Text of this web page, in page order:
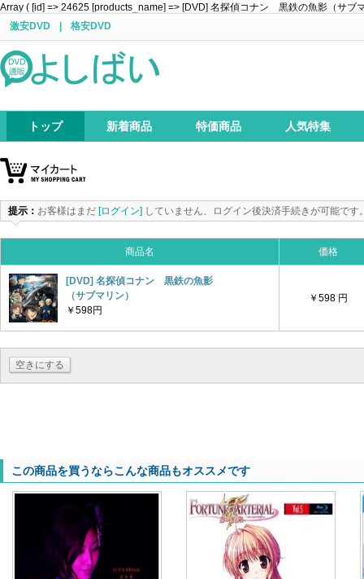
Array ( [id] => 24625 [products_name] => [DVD] 名探偵コナン 黒鉄の魚影（サブ
激安DVD
格安DVD
トップ 新着商品 特価商品 人気特集
提示： お客様はまだ [ログイン] していません、ログイン後決済手続きが可能です
商品名 価格
[DVD] 名探偵コナン 黒鉄の魚影
（サブマリン）
￥598円
￥598 円
空きにする
この商品を買うならこんな商品もオススメです